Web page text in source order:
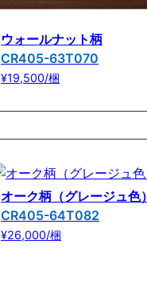
ウォールナット柄
CR405-63T070
¥19,500/梱
オーク柄（グレージュ色）
CR405-64T082
¥26,000/梱